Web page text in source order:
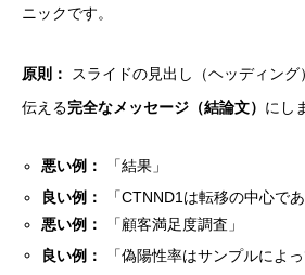
ニックです。
原則：
スライドの見出し（ヘッディン
伝える完全なメッセージ（結論文） にし
悪い例：
「結果」
良い例：
「CTNND1は転移の中心で
悪い例：
「顧客満足度調査」
良い例：
「偽陽性率はサンプルによ